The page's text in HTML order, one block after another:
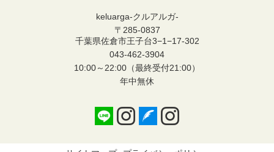
keluarga-クルアルガ-
〒285-0837
千葉県佐倉市王子台3−1−17-302
043-462-3904
10:00～22:00（最終受付21:00）
年中無休